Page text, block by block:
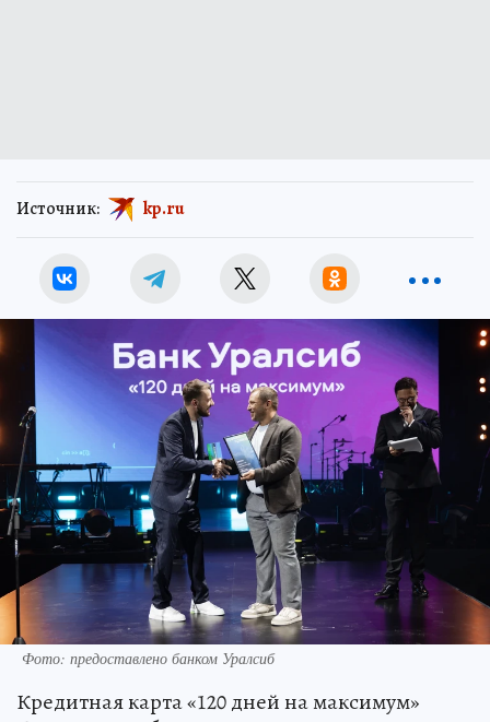
Источник: kp.ru
Фото: предоставлено банком Уралсиб
Кредитная карта «120 дней на максимум»